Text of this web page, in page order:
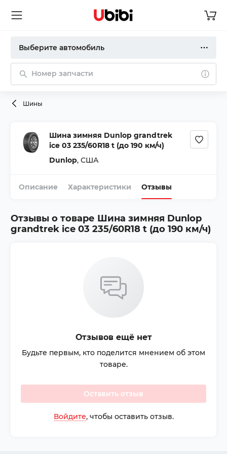
Выберите автомобиль
Номер запчасти
Шины
Шина зимняя Dunlop grandtrek
ice 03 235/60R18 t (до 190 км/ч)
Dunlop, США
Описание Характеристики Отзывы
Отзывы о товаре Шина зимняя Dunlop
grandtrek ice 03 235/60R18 t (до 190 км/ч)
Отзывов ещё нет
Будьте первым, кто поделится мнением об этом
товаре.
Оставить отзыв
Войдите, чтобы оставить отзыв.